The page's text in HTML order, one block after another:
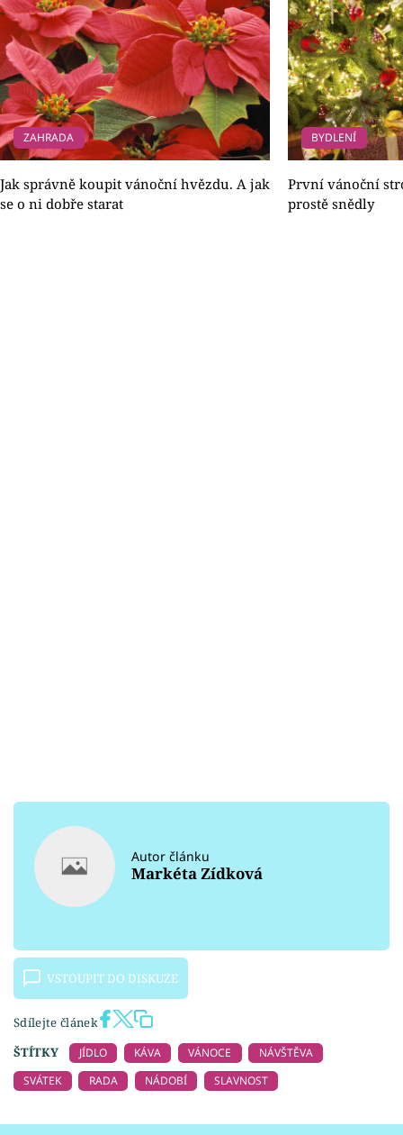
ZAHRADA
Jak správně koupit vánoční hvězdu. A jak
se o ni dobře starat
BYDLENÍ
První vánoční
prostě snědly
Autor článku
Markéta Zídková
VSTOUPIT DO DISKUZE
Sdílejte článek
ŠTÍTKY
JÍDLO KÁVA VÁNOCE
NÁVŠTĚVA
SVÁTEK
RADA NÁDOBÍ SLAVNOST